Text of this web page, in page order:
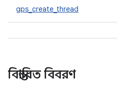
gps_create_thread
বিস্তারিত বিবরণ